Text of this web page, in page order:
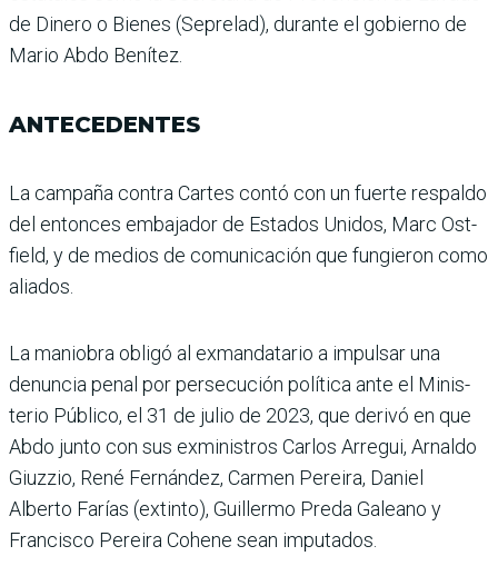
de Dinero o Bienes (Seprelad), durante el gobierno de
Mario Abdo Benítez.
ANTECEDENTES
La campaña contra Cartes contó con un fuerte respaldo
del entonces embajador de Estados Unidos, Marc Ost­
field, y de medios de comu­nicación que fungieron como
aliados.
La maniobra obligó al exmandatario a impulsar una
denuncia penal por persecu­ción política ante el Minis­
terio Público, el 31 de julio de 2023, que derivó en que
Abdo junto con sus exminis­tros Carlos Arregui, Arnaldo
Giuzzio, René Fernández, Carmen Pereira, Daniel
Alberto Farías (extinto), Guillermo Preda Galeano y
Francisco Pereira Cohene sean imputados.